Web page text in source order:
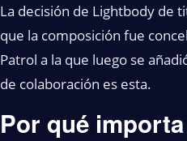
La decisión de Lightbody de
que la composición fue
Patrol a la que luego se
de colaboración es esta.
Por qué importa